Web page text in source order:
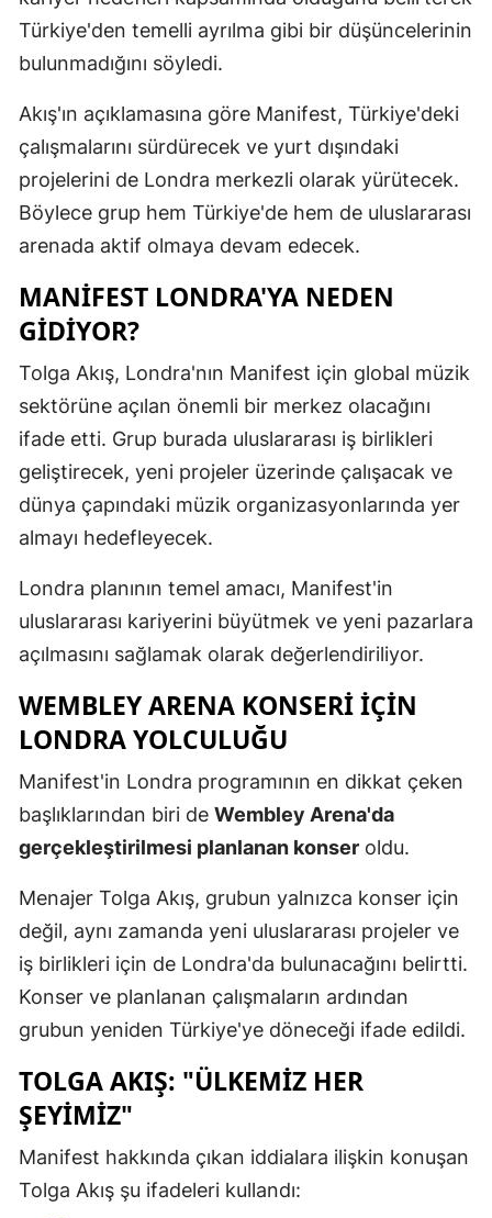
Türkiye'den temelli ayrılma gibi bir düşüncelerinin
bulunmadığını söyledi.
Akış'ın açıklamasına göre Manifest, Türkiye'deki
çalışmalarını sürdürecek ve yurt dışındaki
projelerini de Londra merkezli olarak yürütecek.
Böylece grup hem Türkiye'de hem de uluslararası
arenada aktif olmaya devam edecek.
MANIFEST LONDRA'YA NEDEN
GIDIYOR?
Tolga Akış, Londra'nın Manifest için global müzik
sektörüne açılan önemli bir merkez olacağını
ifade etti. Grup burada uluslararası iş birlikleri
geliştirecek, yeni projeler üzerinde çalışacak ve
dünya çapındaki müzik organizasyonlarında yer
almayı hedefleyecek.
Londra planının temel amacı, Manifest'in
uluslararası kariyerini büyütmek ve yeni pazarlara
açılmasını sağlamak olarak değerlendiriliyor.
WEMBLEY ARENA KONSERI İÇIN
LONDRA YOLCULUĞU
Manifest'in Londra programının en dikkat çeken
başlıklarından biri de Wembley Arena'da
gerçekleştirilmesi planlanan konser oldu.
Menajer Tolga Akış, grubun yalnızca konser için
değil, aynı zamanda yeni uluslararası projeler ve
iş birlikleri için de Londra'da bulunacağını belirtti.
Konser ve planlanan çalışmaların ardından
grubun yeniden Türkiye'ye döneceği ifade edildi.
TOLGA AKIŞ: "ÜLKEMIZ HER
ŞEYIMIZ"
Manifest hakkında çıkan iddialara ilişkin konuşan
Tolga Akış şu ifadeleri kullandı: